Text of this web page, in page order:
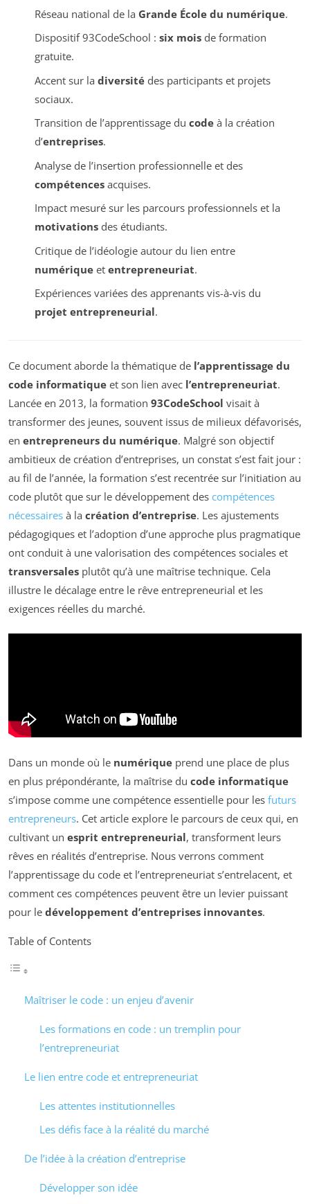
Réseau national de la Grande École du numérique.
Dispositif 93CodeSchool : six moisde formation
gratuite.
Accent sur la diversitédes participants et projets
sociaux.
Transition de l’apprentissage du codeà la création
d’entreprises.
Analyse de l’insertion professionnelle et des
compétencesacquises.
Impact mesuré sur les parcours professionnels et la
motivationsdes étudiants.
Critique de l’idéologie autour du lien entre
numériqueet entrepreneuriat.
Expériences variées des apprenants vis-à-vis du
projet entrepreneurial.
Ce document aborde la thématique de l’apprentissage du
code informatique et son lien avec l’entrepreneuriat.
Lancée en 2013, la formation 93CodeSchool visait à
transformer des jeunes, souvent issus de milieux défavorisés,
en entrepreneurs du numérique. Malgré son objectif
ambitieux de création d’entreprises, un constat s’est fait jour :
au fil de l’année, la formation s’est recentrée sur l’initiation au
code plutôt que sur le développement des compétences
nécessaires à la création d’entreprise. Les ajustements
pédagogiques et l’adoption d’une approche plus pragmatique
ont conduit à une valorisation des compétences sociales et
transversales plutôt qu’à une maîtrise technique. Cela
illustre le décalage entre le rêve entrepreneurial et les
exigences réelles du marché.
Dans un monde où le numérique prend une place de plus
en plus prépondérante, la maîtrise du code informatique
s’impose comme une compétence essentielle pour les futurs
entrepreneurs. Cet article explore le parcours de ceux qui, en
cultivant un esprit entrepreneurial, transforment leurs
rêves en réalités d’entreprise. Nous verrons comment
l’apprentissage du code et l’entrepreneuriat s’entrelacent, et
comment ces compétences peuvent être un levier puissant
pour le développement d’entreprises innovantes.
Table of Contents
Maîtriser le code : un enjeu d’avenir
Les formations en code : un tremplin pour
l’entrepreneuriat
Le lien entre code et entrepreneuriat
Les attentes institutionnelles
Les défis face à la réalité du marché
De l’idée à la création d’entreprise
Développer son idée